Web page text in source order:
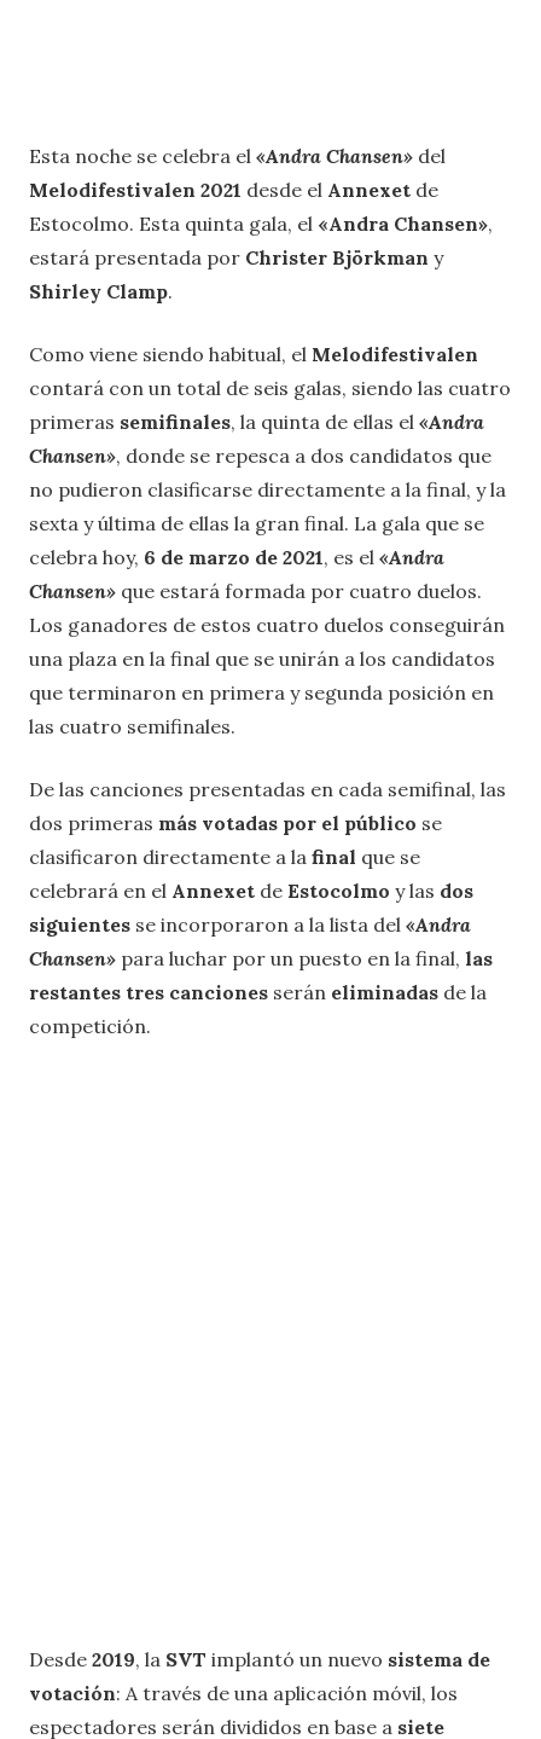
Esta noche se celebra el «Andra Chansen» del
Melodifestivalen 2021 desde el Annexet de
Estocolmo. Esta quinta gala, el «Andra Chansen»,
estará presentada por Christer Björkman y
Shirley Clamp.
Como viene siendo habitual, el Melodifestivalen
contará con un total de seis galas, siendo las cuatro
primeras semifinales, la quinta de ellas el «Andra
Chansen», donde se repesca a dos candidatos que
no pudieron clasificarse directamente a la final, y la
sexta y última de ellas la gran final. La gala que se
celebra hoy, 6 de marzo de 2021, es el «Andra
Chansen» que estará formada por cuatro duelos.
Los ganadores de estos cuatro duelos conseguirán
una plaza en la final que se unirán a los candidatos
que terminaron en primera y segunda posición en
las cuatro semifinales.
De las canciones presentadas en cada semifinal, las
dos primeras más votadas por el público se
clasificaron directamente a la final que se
celebrará en el Annexet de Estocolmo y las dos
siguientes se incorporaron a la lista del «Andra
Chansen» para luchar por un puesto en la final, las
restantes tres canciones serán eliminadas de la
competición.
Desde 2019, la SVT implantó un nuevo sistema de
votación: A través de una aplicación móvil, los
espectadores serán divididos en base a siete